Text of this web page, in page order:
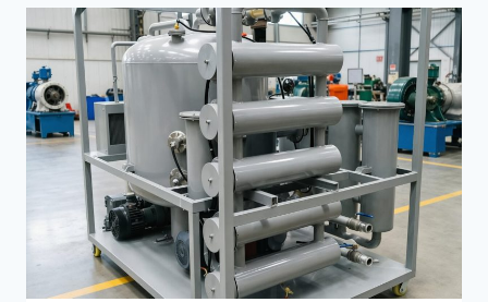
滤
油
机
出
海
认
证
实
战
手
册:4
大
认